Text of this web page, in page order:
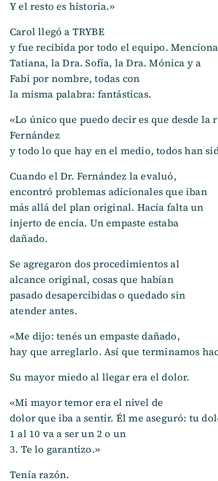
Y el resto es historia.»
Carol llegó a TRYBE
y fue recibida por todo el equipo.
Tatiana, la Dra. Sofía, la Dra. Mónica y a
Fabi por nombre, todas con
la misma palabra: fantásticas.
«Lo único que puedo decir es que desde la
Fernández
y todo lo que hay en el medio, todos han
Cuando el Dr. Fernández la evaluó,
encontró problemas adicionales que iban
más allá del plan original. Hacía falta un
injerto de encía. Un empaste estaba
dañado.
Se agregaron dos procedimientos al
alcance original, cosas que habían
pasado desapercibidas o quedado sin
atender antes.
«Me dijo: tenés un empaste dañado,
hay que arreglarlo. Así que terminamos
Su mayor miedo al llegar era el dolor.
«Mi mayor temor era el nivel de
dolor que iba a sentir. Él me aseguró: tu
1 al 10 va a ser un 2 o un
3. Te lo garantizo.»
Tenía razón.